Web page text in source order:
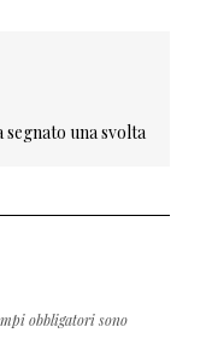
segnato una svolta
obbligatori sono